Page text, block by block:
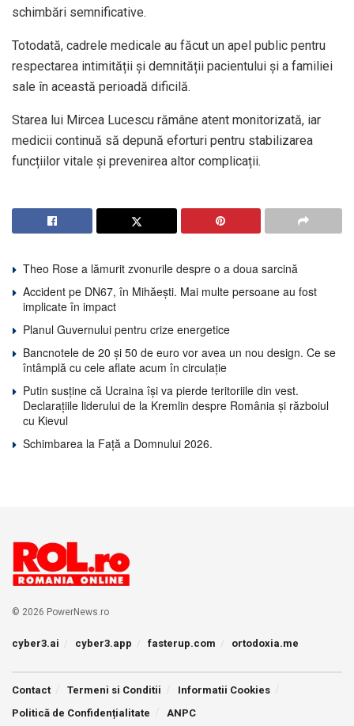
schimbări semnificative.
Totodată, cadrele medicale au făcut un apel public pentru
respectarea intimității și demnității pacientului și a familiei
sale în această perioadă dificilă.
Starea lui Mircea Lucescu rămâne atent monitorizată, iar
medicii continuă să depună eforturi pentru stabilizarea
funcțiilor vitale și prevenirea altor complicații.
Theo Rose a lămurit zvonurile despre o a doua sarcină
Accident pe DN67, în Mihăești. Mai multe persoane au fost
implicate în impact
Planul Guvernului pentru crize energetice
Bancnotele de 20 și 50 de euro vor avea un nou design. Ce se
întâmplă cu cele aflate acum în circulație
Putin susține că Ucraina își va pierde teritoriile din vest.
Declarațiile liderului de la Kremlin despre România și războiul
cu Kievul
Schimbarea la Față a Domnului 2026.
© 2026 PowerNews.ro
cyber3.ai cyber3.app fasterup.com ortodoxia.me
Contact Termeni si Conditii
Informatii Cookies
Politică de Confidențialitate
ANPC